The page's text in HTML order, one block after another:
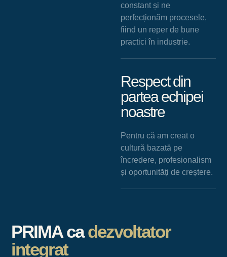
constant și ne
perfecționăm procesele,
fiind un reper de bune
practici în industrie.
Respect din
partea echipei
noastre
Pentru că am creat o
cultură bazată pe
încredere, profesionalism
și oportunități de creștere.
PRIMA cadezvoltator
integrat